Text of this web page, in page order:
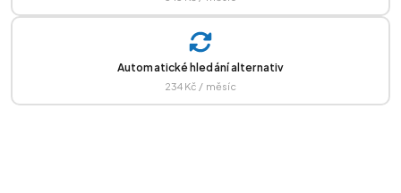
Automatické hledání alternativ
234 Kč / měsíc